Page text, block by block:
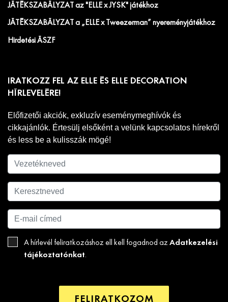
JÁTÉKSZABÁLYZAT az "ELLE x JYSK" játékhoz
JÁTÉKSZABÁLYZAT a „ELLE x Tweezerman” nyereményjátékhoz
Hirdetési ÁSZF
IRATKOZZ FEL AZ ELLE ÉS ELLE DECORATION
HÍRLEVELÉRE!
Előfizetői akciók, exkluzív eseménymeghívók és
cikkajánlók. Értesülj elsőként a velünk kapcsolatos hírekről
és less be a kulisszák mögé!
A hírlevél feliratkozáshoz ell kell fogadnod az Adatkezelési
tájékoztatónkat.
FELIRATKOZOM